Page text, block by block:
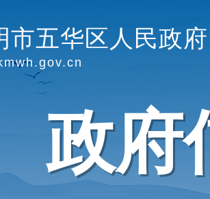
市五华区人民政府
政府